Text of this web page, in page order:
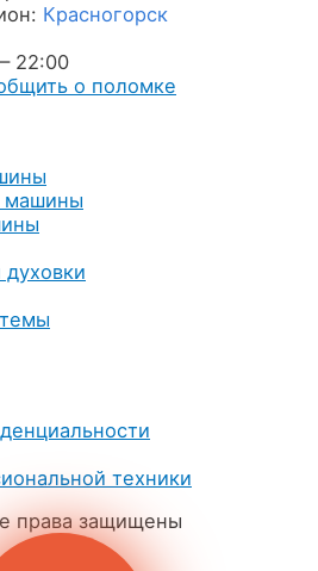
Красногорск
22:00
о поломке
машины
техники
права защищены